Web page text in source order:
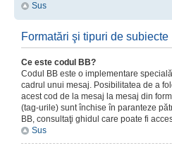
Sus
Formatări şi tipuri de subiecte
Ce este codul BB?
Codul BB este o implementare
cadrul unui mesaj. Posibilitatea de a
acest cod de la mesaj la mesaj din
(tag-urile) sunt închise în paranteze
BB, consultaţi ghidul care poate fi
Sus